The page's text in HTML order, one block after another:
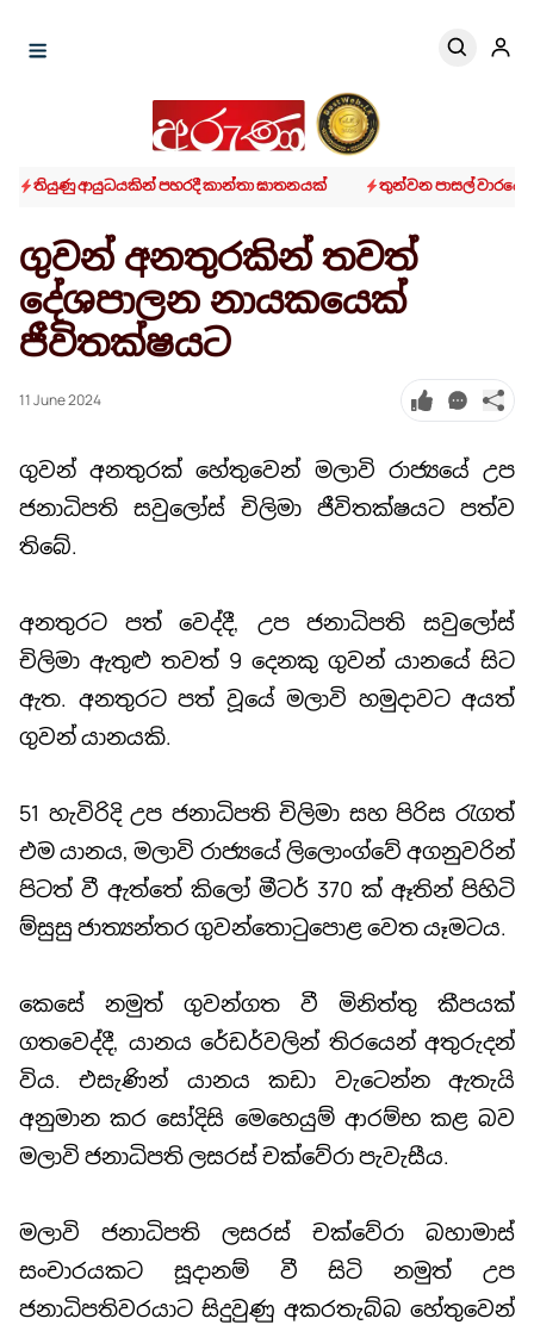
තියුණු ආයුධයකින් පහරදී කාන්තා ඝාතනයක් තුන්වන පාසල් වාරයේ
ගුවන් අනතුරකින් තවත්
දේශපාලන නායකයෙක්
ජීවිතක්ෂයට
11 June 2024
ගුවන් අනතුරක් හේතුවෙන් මලාවි රාජ්‍යයේ උප
ජනාධිපති සවුලෝස් චිලිමා ජීවිතක්ෂයට පත්ව
තිබේ.
අනතුරට පත් වෙද්දී, උප ජනාධිපති සවුලෝස්
චිලිමා ඇතුළු තවත් 9 දෙනකු ගුවන් යානයේ සිට
ඇත. අනතුරට පත් වූයේ මලාවි හමුදාවට අයත්
ගුවන් යානයකි.
51 හැවිරිදි උප ජනාධිපති චිලිමා සහ පිරිස රැගත්
එම යානය, මලාවි රාජ්‍යයේ ලිලොංග්වේ අගනුවරින්
පිටත් වී ඇත්තේ කිලෝ මීටර් 370 ක් ඈතින් පිහිටි
ම්සුසු ජාත්‍යන්තර ගුවන්තොටුපොළ වෙත යෑමටය.
කෙසේ නමුත් ගුවන්ගත වී මිනිත්තු කීපයක්
ගතවෙද්දී, යානය රේඩර්වලින් තිරයෙන් අතුරුදන්
විය. එසැණින් යානය කඩා වැටෙන්න ඇතැයි
අනුමාන කර සෝදිසි මෙහෙයුම් ආරම්භ කළ බව
මලාවි ජනාධිපති ලසරස් චක්වේරා පැවැසීය.
මලාවි ජනාධිපති ලසරස් චක්වේරා බහාමාස්
සංචාරයකට සූදානම් වී සිටි නමුත් උප
ජනාධිපතිවරයාට සිදුවුණු අකරතැබ්බ හේතුවෙන්